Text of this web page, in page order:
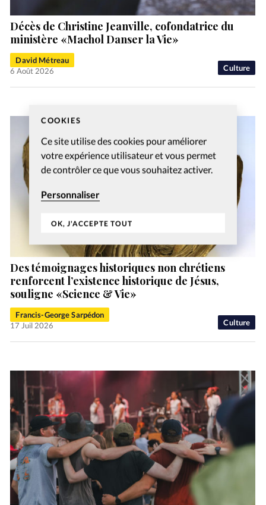
COOKIES
Ce site utilise des cookies pour améliorer
votre expérience utilisateur et vous permet
de contrôler ce que vous souhaitez activer.
Personnaliser
OK, J'ACCEPTE TOUT
Culture
Décès de Christine Jeanville, cofondatrice du
ministère «Machol Danser la Vie»
David Métreau
6 Août 2026
Culture
Des témoignages historiques non chrétiens
renforcent l’existence historique de Jésus,
souligne «Science & Vie»
Francis-George Sarpédon
17 Juil 2026